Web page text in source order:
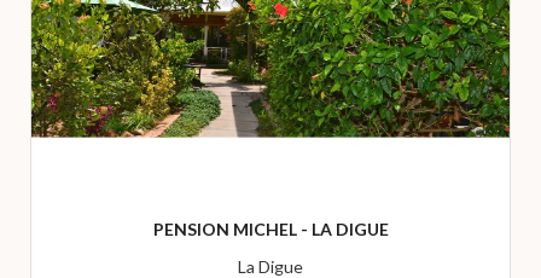
PENSION MICHEL - LA DIGUE
La Digue